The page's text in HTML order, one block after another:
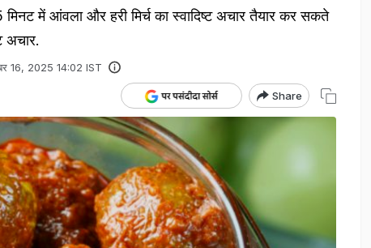
में आंवला और हरी मिर्च का स्वादिष्ट अचार तैयार कर सकते
अचार.
16, 2025 14:02 IST
Share